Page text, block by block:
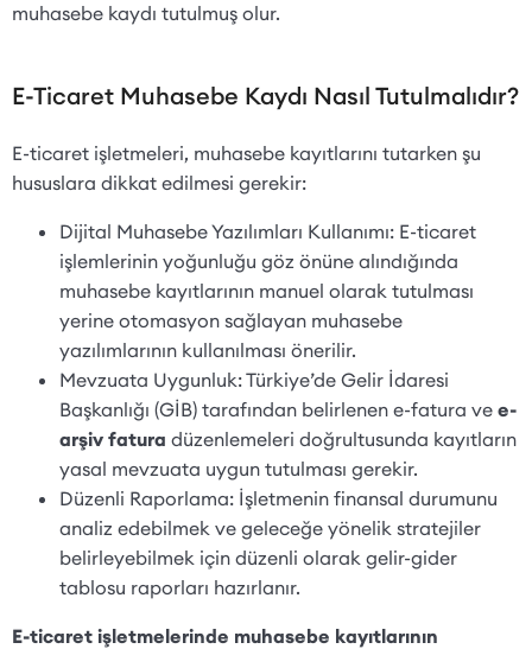
muhasebe kaydı tutulmuş olur.
E-Ticaret Muhasebe Kaydı Nasıl Tutulmalıdır?
E-ticaret işletmeleri, muhasebe kayıtlarını tutarken şu
hususlara dikkat edilmesi gerekir:
Dijital Muhasebe Yazılımları Kullanımı: E-ticaret
işlemlerinin yoğunluğu göz önüne alındığında
muhasebe kayıtlarının manuel olarak tutulması
yerine otomasyon sağlayan muhasebe
yazılımlarının kullanılması önerilir.
Mevzuata Uygunluk: Türkiye’de Gelir İdaresi
Başkanlığı (GİB) tarafından belirlenen e-fatura ve e-
arşiv fatura düzenlemeleri doğrultusunda kayıtların
yasal mevzuata uygun tutulması gerekir.
Düzenli Raporlama: İşletmenin finansal durumunu
analiz edebilmek ve geleceğe yönelik stratejiler
belirleyebilmek için düzenli olarak gelir-gider
tablosu raporları hazırlanır.
E-ticaret işletmelerinde muhasebe kayıtlarının